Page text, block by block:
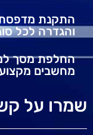
התקנת
והגדרה לכל
החלפת מסך
מחשבים
שמרו על